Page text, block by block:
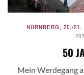
NÜRNBERG, 20.-21.
50
Mein Werdegang